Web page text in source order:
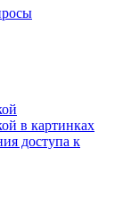
в картинках
доступа к